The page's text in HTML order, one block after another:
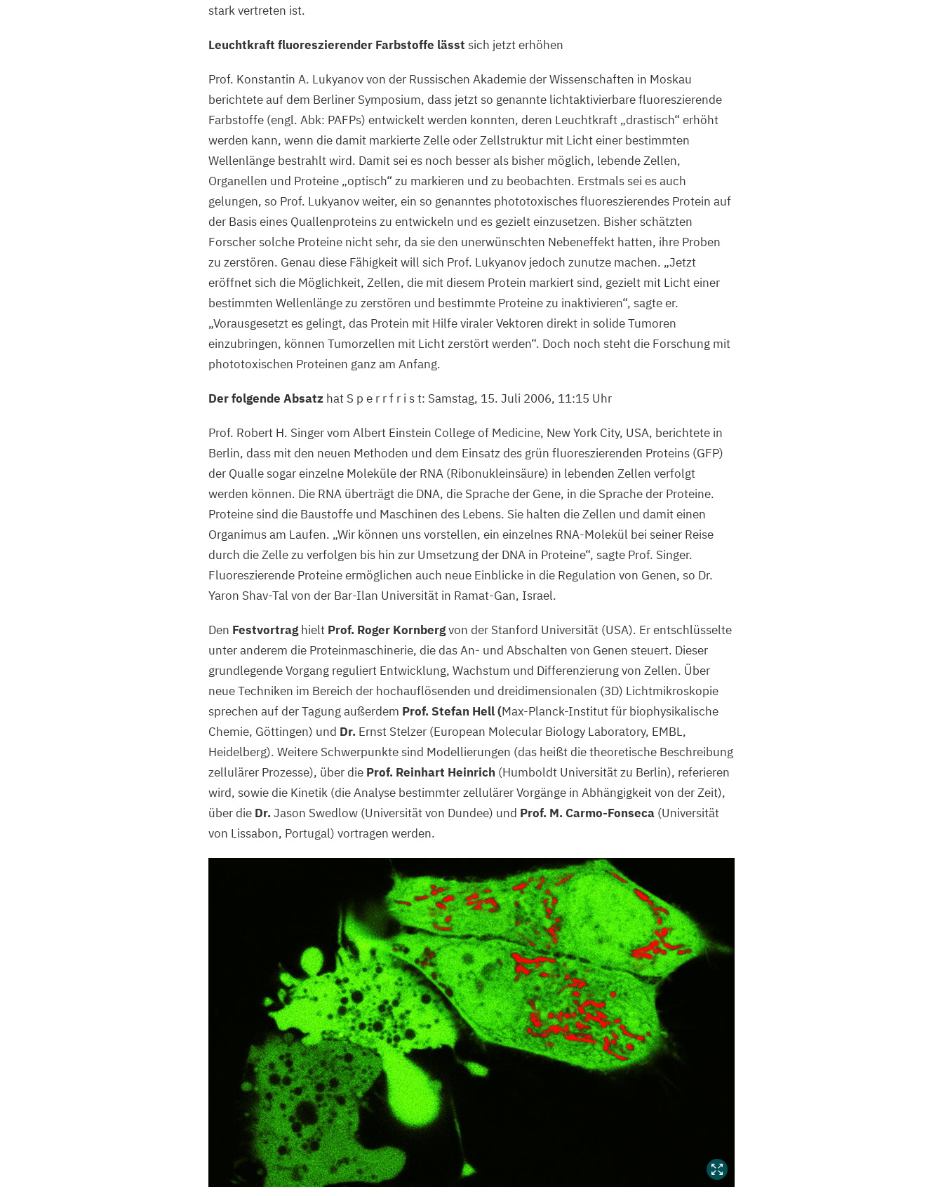
stark vertreten ist.
Leuchtkraft fluoreszierender Farbstoffe lässt sich jetzt erhöhen
Prof. Konstantin A. Lukyanov von der Russischen Akademie der Wissenschaften in Moskau
berichtete auf dem Berliner Symposium, dass jetzt so genannte lichtaktivierbare fluoreszierende
Farbstoffe (engl. Abk: PAFPs) entwickelt werden konnten, deren Leuchtkraft „drastisch“ erhöht
werden kann, wenn die damit markierte Zelle oder Zellstruktur mit Licht einer bestimmten
Wellenlänge bestrahlt wird. Damit sei es noch besser als bisher möglich, lebende Zellen,
Organellen und Proteine „optisch“ zu markieren und zu beobachten. Erstmals sei es auch
gelungen, so Prof. Lukyanov weiter, ein so genanntes phototoxisches fluoreszierendes Protein auf
der Basis eines Quallenproteins zu entwickeln und es gezielt einzusetzen. Bisher schätzten
Forscher solche Proteine nicht sehr, da sie den unerwünschten Nebeneffekt hatten, ihre Proben
zu zerstören. Genau diese Fähigkeit will sich Prof. Lukyanov jedoch zunutze machen. „Jetzt
eröffnet sich die Möglichkeit, Zellen, die mit diesem Protein markiert sind, gezielt mit Licht einer
bestimmten Wellenlänge zu zerstören und bestimmte Proteine zu inaktivieren“, sagte er.
„Vorausgesetzt es gelingt, das Protein mit Hilfe viraler Vektoren direkt in solide Tumoren
einzubringen, können Tumorzellen mit Licht zerstört werden“. Doch noch steht die Forschung mit
phototoxischen Proteinen ganz am Anfang.
Der folgende Absatz hat S p e r r f r i s t: Samstag, 15. Juli 2006, 11:15 Uhr
Prof. Robert H. Singer vom Albert Einstein College of Medicine, New York City, USA, berichtete in
Berlin, dass mit den neuen Methoden und dem Einsatz des grün fluoreszierenden Proteins (GFP)
der Qualle sogar einzelne Moleküle der RNA (Ribonukleinsäure) in lebenden Zellen verfolgt
werden können. Die RNA überträgt die DNA, die Sprache der Gene, in die Sprache der Proteine.
Proteine sind die Baustoffe und Maschinen des Lebens. Sie halten die Zellen und damit einen
Organimus am Laufen. „Wir können uns vorstellen, ein einzelnes RNA-Molekül bei seiner Reise
durch die Zelle zu verfolgen bis hin zur Umsetzung der DNA in Proteine“, sagte Prof. Singer.
Fluoreszierende Proteine ermöglichen auch neue Einblicke in die Regulation von Genen, so Dr.
Yaron Shav-Tal von der Bar-Ilan Universität in Ramat-Gan, Israel.
Den Festvortraghielt Prof. Roger Kornbergvon der Stanford Universität (USA). Er entschlüsselte
unter anderem die Proteinmaschinerie, die das An- und Abschalten von Genen steuert. Dieser
grundlegende Vorgang reguliert Entwicklung, Wachstum und Differenzierung von Zellen. Über
neue Techniken im Bereich der hochauflösenden und dreidimensionalen (3D) Lichtmikroskopie
sprechen auf der Tagung außerdem Prof. Stefan Hell (Max-Planck-Institut für biophysikalische
Chemie, Göttingen) und Dr. Ernst Stelzer (European Molecular Biology Laboratory, EMBL,
Heidelberg). Weitere Schwerpunkte sind Modellierungen (das heißt die theoretische Beschreibung
zellulärer Prozesse), über die Prof. Reinhart Heinrich (Humboldt Universität zu Berlin), referieren
wird, sowie die Kinetik (die Analyse bestimmter zellulärer Vorgänge in Abhängigkeit von der Zeit),
über die Dr. Jason Swedlow (Universität von Dundee) und Prof. M. Carmo-Fonseca (Universität
von Lissabon, Portugal) vortragen werden.